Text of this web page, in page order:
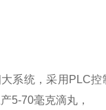
系统，采用PLC
5-70毫克滴丸，